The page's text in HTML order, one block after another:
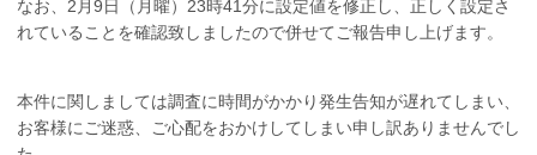
なお、2月9日（月曜）23時41分に設定値を修正し、正しく設定さ
れていることを確認致しましたので併せてご報告申し上げます。
本件に関しましては調査に時間がかかり発生告知が遅れてしまい、
お客様にご迷惑、ご心配をおかけしてしまい申し訳ありませんでし